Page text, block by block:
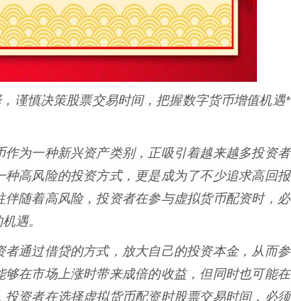
谨慎决策股票交易时间，把握数字货币增值机遇*
为一种新兴资产类别，正吸引着越来越多投资者
高风险的投资方式，更是成为了不少追求高回报
随着高风险，投资者在参与虚拟货币配资时，必
遇。
通过借贷的方式，放大自己的投资本金，从而参
在市场上涨时带来成倍的收益，但同时也可能在
资者在选择虚拟货币配资时股票交易时间，必须